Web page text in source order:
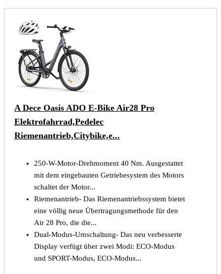
A Dece Oasis ADO E-Bike Air28 Pro
Elektrofahrrad,Pedelec
Riemenantrieb,Citybike,e...
250-W-Motor-Drehmoment 40 Nm. Ausgestattet
mit dem eingebauten Getriebesystem des Motors
schaltet der Motor...
Riemenantrieb- Das Riemenantriebssystem bietet
eine völlig neue Übertragungsmethode für den
Air 28 Pro, die die...
Dual-Modus-Umschaltung- Das neu verbesserte
Display verfügt über zwei Modi: ECO-Modus
und SPORT-Modus, ECO-Modus...